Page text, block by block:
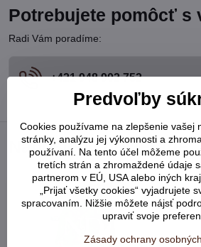
Potrebujete pomôcť s
Radi Vám poradíme:
+421 948 902 752
Naposledy prezerané
Predvoľby
Cookies používame na zlepšenie vašej
stránky, analýzu jej výkonnosti a
používaní. Na tento účel môžeme
tretích strán a zhromaždené údaje
partnerom v EÚ, USA alebo iných
„Prijať všetky cookies“ vyjadrujete
spracovaním. Nižšie môžete nájsť
upraviť svoje
Zásady ochrany